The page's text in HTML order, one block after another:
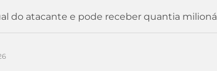
do atacante e pode receber quantia